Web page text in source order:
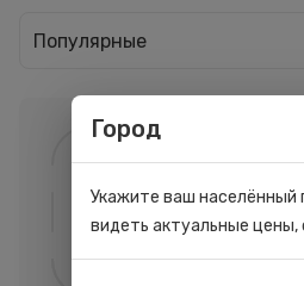
Популярные
Город
Укажите ваш населённый
видеть актуальные цены,